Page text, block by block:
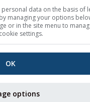
data on the basis of
managing your options
or in the site menu to
settings.
OK
options